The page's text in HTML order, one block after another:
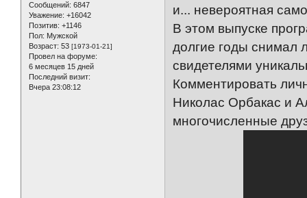
Сообщений: 6847
Уважение: +16042
Позитив: +1146
Пол: Мужской
Возраст: 53 [1973-01-21]
Провел на форуме:
6 месяцев 15 дней
Последний визит:
Вчера 23:08:12
и... невероятная
В этом выпуске
долгие годы
свидетелями
Комментировать
Николас Орбакас и
многочисленные